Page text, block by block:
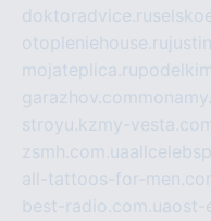
doktoradvice.ru
otopleniehouse.ru
mojateplica.ru
garazhov.com
stroyu.kz my-
zsmh.com.ua
all-tattoos-for-
best-radio.com.uaost-